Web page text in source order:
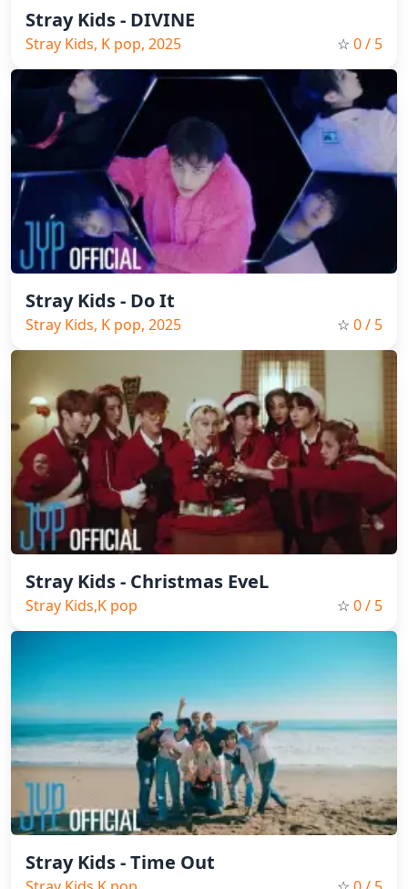
Stray Kids - DIVINE
Stray Kids, K pop, 2025 ☆ 0/ 5
Stray Kids - Do It
Stray Kids, K pop, 2025 ☆ 0/ 5
Stray Kids - Christmas EveL
Stray Kids,K pop ☆ 0/ 5
Stray Kids - Time Out